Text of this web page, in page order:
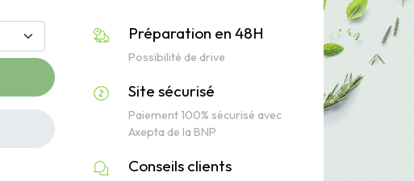
Préparation en 48H
Possibilité de drive
Site sécurisé
Paiement 100% sécurisé avec
Axepta de la BNP
Conseils clients